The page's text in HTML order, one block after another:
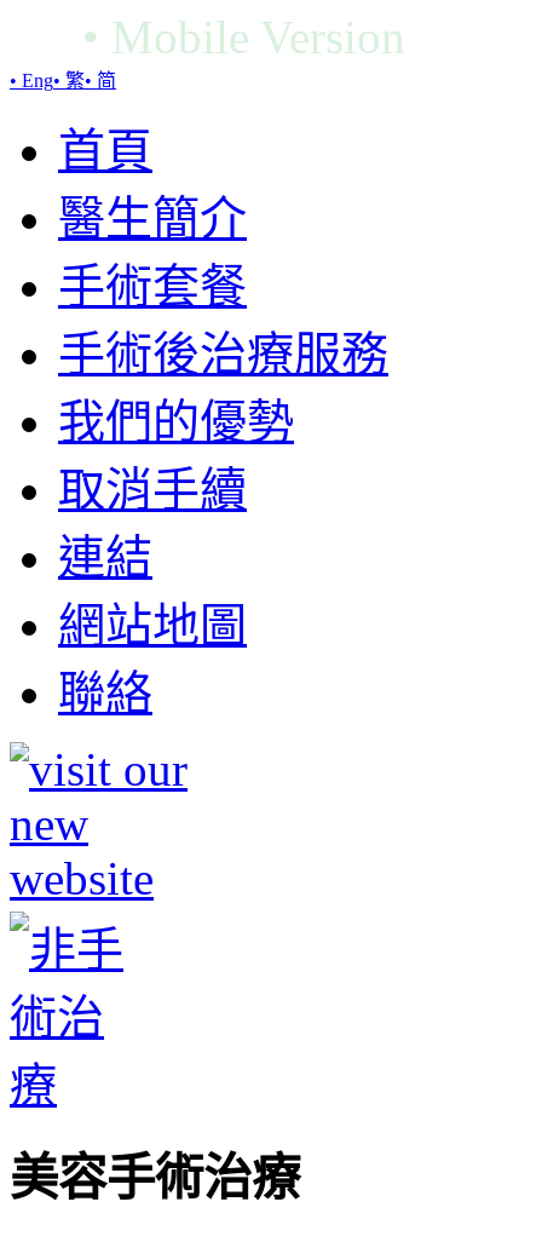
• Mobile Version
• Eng• 繁• 简
首頁
醫生簡介
手術套餐
手術後治療服務
我們的優勢
取消手續
連結
網站地圖
聯絡
美容手術治療